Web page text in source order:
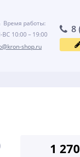
Время работы:
10:00 – 19:00
shop.ru
8
1 270